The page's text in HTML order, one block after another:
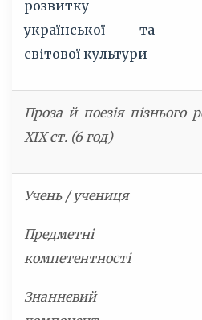
розвитку
української та
світової культури
Проза й поезія пізнього
XIX ст. (6 год)
Учень / учениця
Предметні
компетентності
Знаннєвий